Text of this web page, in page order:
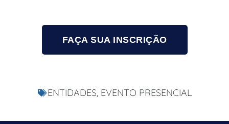
FAÇA SUA INSCRIÇÃO
ENTIDADES, EVENTO PRESENCIAL